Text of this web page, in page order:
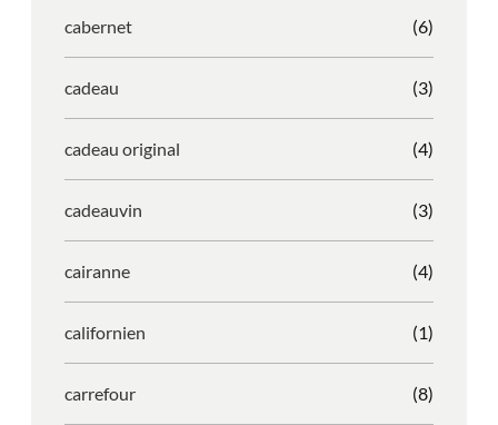
cabernet (6)
cadeau (3)
cadeau original (4)
cadeauvin (3)
cairanne (4)
californien (1)
carrefour (8)